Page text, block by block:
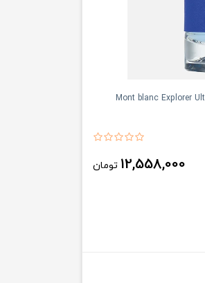
12,558,000 تومان